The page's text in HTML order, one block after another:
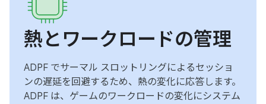
熱とワークロードの管理
ADPF でサーマル スロットリングによるセッショ
ンの遅延を回避するため、熱の変化に応答します。
ADPF は、ゲームのワークロードの変化にシステム